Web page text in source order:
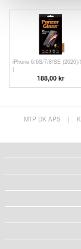
iPhone 6/6S/7/8/SE (2020)/
(
188,00 kr
MTP DK APS |